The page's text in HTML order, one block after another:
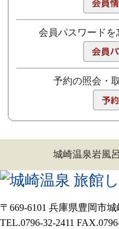
会員パスワードを
予約の照会・
城崎温泉岩風
〒669-6101 兵庫県豊岡市
TEL.0796-32-2411